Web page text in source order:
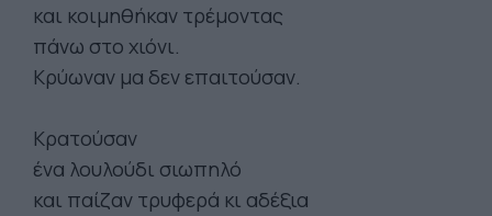
και κοιμηθήκαν τρέμοντας
πάνω στο χιόνι.
Κρύωναν μα δεν επαιτούσαν.
Κρατούσαν
ένα λουλούδι σιωπηλό
και παίζαν τρυφερά κι αδέξια